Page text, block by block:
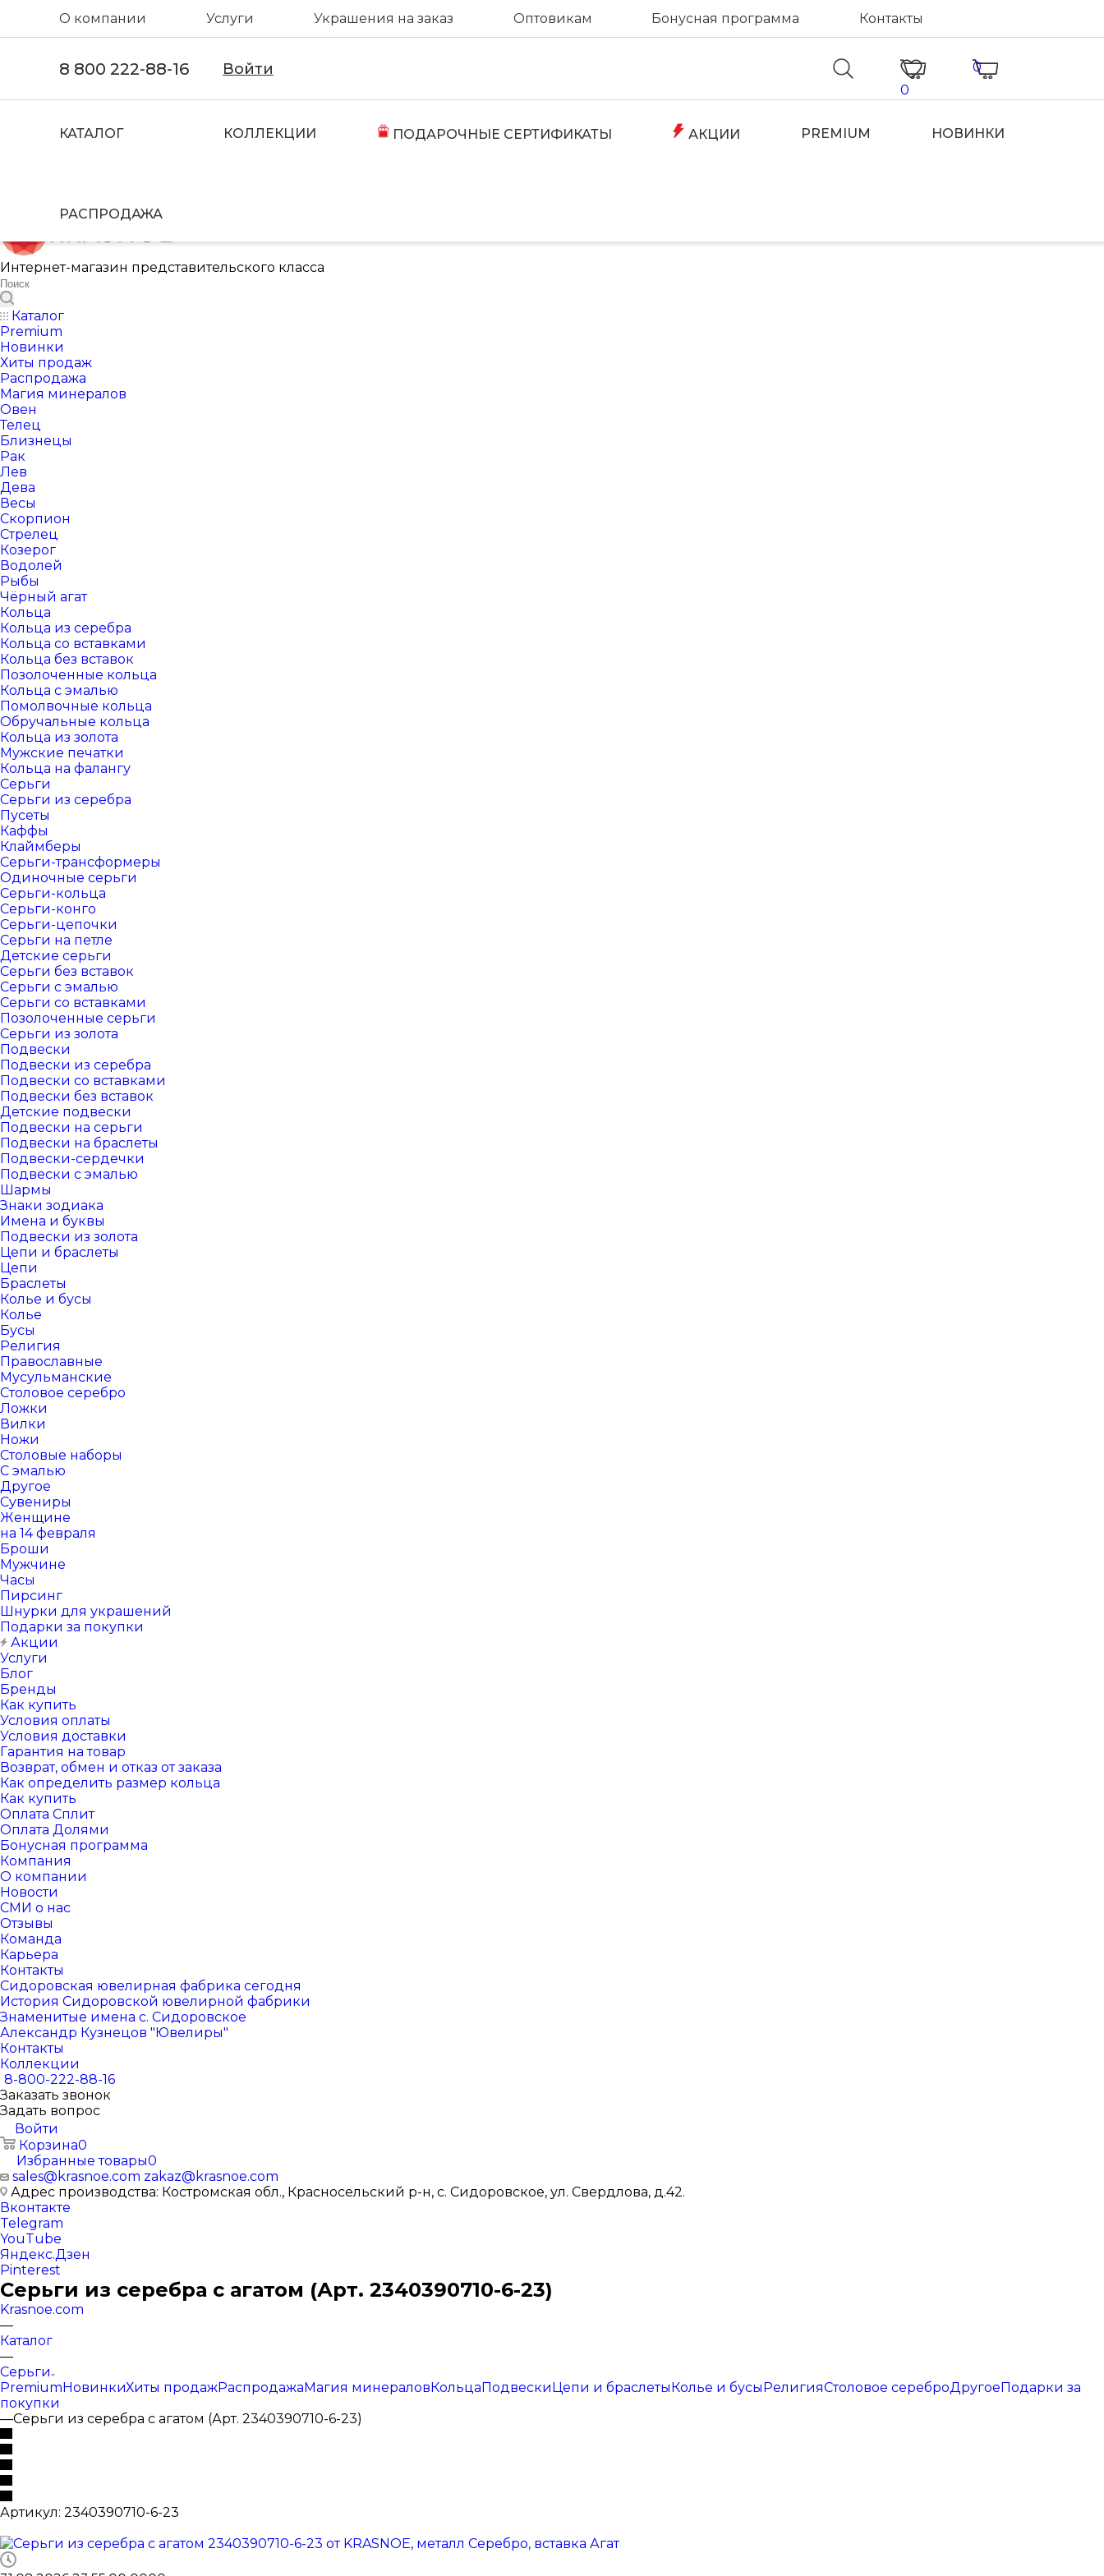
О компании Услуги Украшения на заказ Оптовикам Бонусная программа Контакты
8 800 222-88-16 Войти
0
0
КАТАЛОГ КОЛЛЕКЦИИ ПОДАРОЧНЫЕ СЕРТИФИКАТЫ АКЦИИ PREMIUM НОВИНКИ
РАСПРОДАЖА
Интернет-магазин представительского класса
Каталог
Premium
Новинки
Хиты продаж
Распродажа
Магия минералов
Овен
Телец
Близнецы
Рак
Лев
Дева
Весы
Скорпион
Стрелец
Козерог
Водолей
Рыбы
Чёрный агат
Кольца
Кольца из серебра
Кольца со вставками
Кольца без вставок
Позолоченные кольца
Кольца с эмалью
Помолвочные кольца
Обручальные кольца
Кольца из золота
Мужские печатки
Кольца на фалангу
Серьги
Серьги из серебра
Пусеты
Каффы
Клаймберы
Серьги-трансформеры
Одиночные серьги
Серьги-кольца
Серьги-конго
Серьги-цепочки
Серьги на петле
Детские серьги
Серьги без вставок
Серьги с эмалью
Серьги со вставками
Позолоченные серьги
Серьги из золота
Подвески
Подвески из серебра
Подвески со вставками
Подвески без вставок
Детские подвески
Подвески на серьги
Подвески на браслеты
Подвески-сердечки
Подвески с эмалью
Шармы
Знаки зодиака
Имена и буквы
Подвески из золота
Цепи и браслеты
Цепи
Браслеты
Колье и бусы
Колье
Бусы
Религия
Православные
Мусульманские
Столовое серебро
Ложки
Вилки
Ножи
Столовые наборы
С эмалью
Другое
Сувениры
Женщине
на 14 февраля
Броши
Мужчине
Часы
Пирсинг
Шнурки для украшений
Подарки за покупки
Акции
Услуги
Блог
Бренды
Как купить
Условия оплаты
Условия доставки
Гарантия на товар
Возврат, обмен и отказ от заказа
Как определить размер кольца
Как купить
Оплата Сплит
Оплата Долями
Бонусная программа
Компания
О компании
Новости
СМИ о нас
Отзывы
Команда
Карьера
Контакты
Сидоровская ювелирная фабрика сегодня
История Сидоровской ювелирной фабрики
Знаменитые имена с. Сидоровское
Александр Кузнецов "Ювелиры"
Контакты
Коллекции
8-800-222-88-16
Заказать звонок
Задать вопрос
Войти
Корзина0
Избранные товары0
sales@krasnoe.com zakaz@krasnoe.com
Адрес производства: Костромская обл., Красносельский р-н, с. Сидоровское, ул. Свердлова, д.42.
Вконтакте
Telegram
YouTube
Яндекс.Дзен
Pinterest
Серьги из серебра с агатом (Арт. 2340390710-6-23)
Krasnoe.com
—
Каталог
—
Серьги
PremiumНовинкиХиты продажРаспродажаМагия минераловКольцаПодвескиЦепи и браслетыКолье и бусыРелигияСтоловое сереброДругоеПодарки за
покупки
—Серьги из серебра с агатом (Арт. 2340390710-6-23)
Артикул: 2340390710-6-23